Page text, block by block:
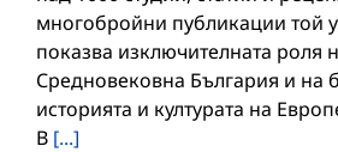
многобройни публикации той
показва изключителната роля
Средновековна България и на
историята и културата на
В [...]